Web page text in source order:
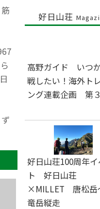
好日山荘
高野ガイド いつ
戦したい！海外ト
ング連載企画 第
好日山荘100周年
ト 好日山荘
×MILLET 唐松岳
竜岳縦走